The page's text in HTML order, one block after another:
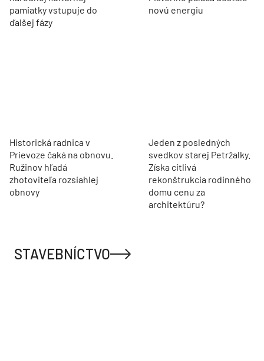
pamiatky vstupuje do
ďalšej fázy
novú energiu
Historická radnica v
Prievoze čaká na obnovu.
Ružinov hľadá
zhotoviteľa rozsiahlej
obnovy
Jeden z posledných
svedkov starej Petržalky.
Získa citlivá
rekonštrukcia rodinného
domu cenu za
architektúru?
STAVEBNÍCTVO